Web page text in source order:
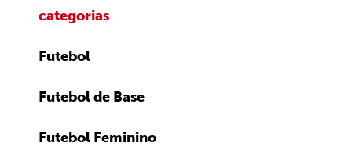
categorias
Futebol
Futebol de Base
Futebol Feminino